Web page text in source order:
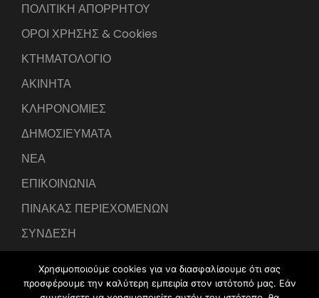
ΠΟΛΙΤΙΚΗ ΑΠΟΡΡΗΤΟΥ
ΟΡΟΙ ΧΡΗΣΗΣ & Cookies
ΚΤΗΜΑΤΟΛΟΓΙΟ
ΑΚΙΝΗΤΑ
ΚΛΗΡΟΝΟΜΙΕΣ
ΔΗΜΟΣΙΕΥΜΑΤΑ
ΝΕΑ
ΕΠΙΚΟΙΝΩΝΙΑ
ΠΙΝΑΚΑΣ ΠΕΡΙΕΧΟΜΕΝΩΝ
ΣΥΝΔΕΣΗ
Χρησιμοποιούμε cookies για να διασφαλίσουμε ότι σας
προσφέρουμε την καλύτερη εμπειρία στον ιστότοπό μας. Εάν